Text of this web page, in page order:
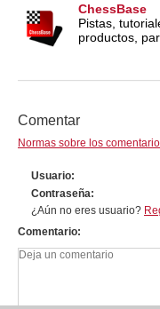
ChessBase
Pistas,
productos,
Comentar
Normas sobre los
Usuario
Contraseña
¿Aún no eres usuario?
Comentario